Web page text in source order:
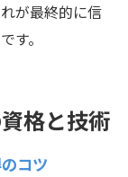
が最終的に信
す。
格と技術
コツ